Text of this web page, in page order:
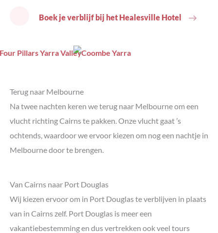
Boek je verblijf bij het Healesville Hotel
Terug naar Melbourne
Na twee nachten keren we terug naar Melbourne om een
vlucht richting Cairns te pakken. Onze vlucht gaat ’s
ochtends, waardoor we ervoor kiezen om nog een nachtje in
Melbourne door te brengen.
Van Cairns naar Port Douglas
Wij kiezen ervoor om in Port Douglas te verblijven in plaats
van in Cairns zelf. Port Douglas is meer een
vakantiebestemming en dus vertrekken ook veel tours